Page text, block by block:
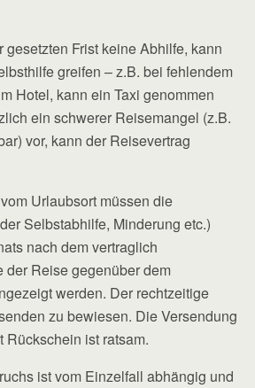
gesetzten Frist keine Abhilfe, kann
greifen – z.B. bei fehlendem
Hotel, kann ein Taxi genommen
ein schwerer Reisemangel (z.B.
vor, kann der Reisevertrag
Urlaubsort müssen die
Selbstabhilfe, Minderung etc.)
nach dem vertraglich
der Reise gegenüber dem
werden. Der rechtzeitige
zu bewiesen. Die Versendung
ist ratsam.
ist vom Einzelfall abhängig und